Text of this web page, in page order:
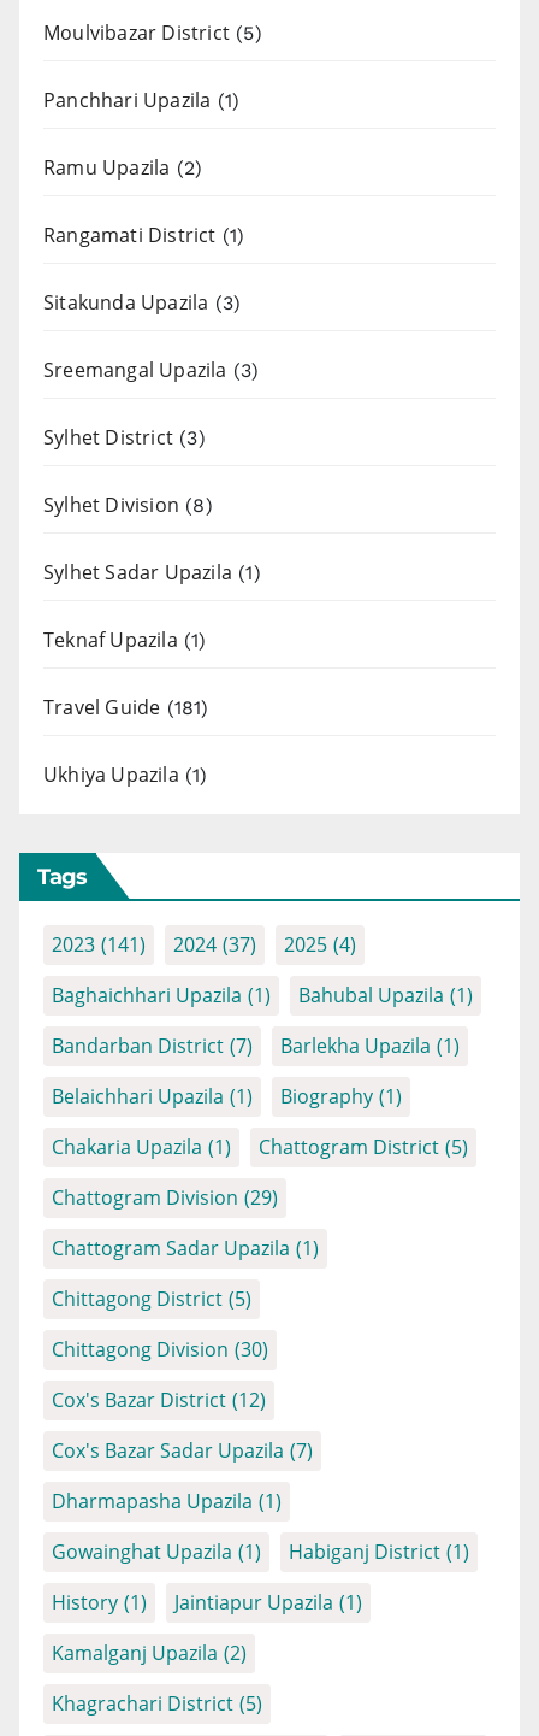
Moulvibazar District (5)
Panchhari Upazila (1)
Ramu Upazila (2)
Rangamati District (1)
Sitakunda Upazila (3)
Sreemangal Upazila (3)
Sylhet District (3)
Sylhet Division (8)
Sylhet Sadar Upazila (1)
Teknaf Upazila (1)
Travel Guide (181)
Ukhiya Upazila (1)
Tags
2023 (141) 2024 (37) 2025 (4)
Baghaichhari Upazila (1) Bahubal Upazila (1)
Bandarban District (7) Barlekha Upazila (1)
Belaichhari Upazila (1) Biography (1)
Chakaria Upazila (1) Chattogram District (5)
Chattogram Division (29)
Chattogram Sadar Upazila (1)
Chittagong District (5)
Chittagong Division (30)
Cox's Bazar District (12)
Cox's Bazar Sadar Upazila (7)
Dharmapasha Upazila (1)
Gowainghat Upazila (1) Habiganj District (1)
History (1) Jaintiapur Upazila (1)
Kamalganj Upazila (2)
Khagrachari District (5)